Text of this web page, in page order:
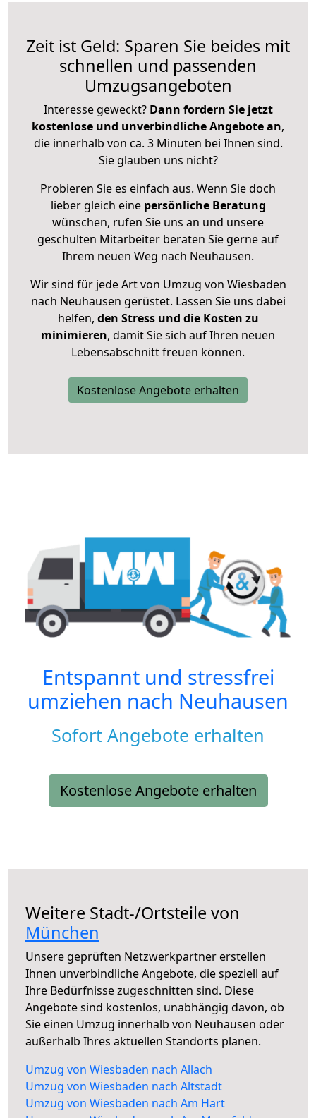
Zeit ist Geld: Sparen Sie beides mit
schnellen und passenden
Umzugsangeboten
Interesse geweckt? Dann fordern Sie jetzt
kostenlose und unverbindliche Angebote an,
die innerhalb von ca. 3 Minuten bei Ihnen sind.
Sie glauben uns nicht?
Probieren Sie es einfach aus. Wenn Sie doch
lieber gleich eine persönliche Beratung
wünschen, rufen Sie uns an und unsere
geschulten Mitarbeiter beraten Sie gerne auf
Ihrem neuen Weg nach Neuhausen.
Wir sind für jede Art von Umzug von Wiesbaden
nach Neuhausen gerüstet. Lassen Sie uns dabei
helfen, den Stress und die Kosten zu
minimieren, damit Sie sich auf Ihren neuen
Lebensabschnitt freuen können.
Kostenlose Angebote erhalten
Entspannt und stressfrei
umziehen nach Neuhausen
Sofort Angebote erhalten
Kostenlose Angebote erhalten
Weitere Stadt-/Ortsteile von
München
Unsere geprüften Netzwerkpartner erstellen
Ihnen unverbindliche Angebote, die speziell auf
Ihre Bedürfnisse zugeschnitten sind. Diese
Angebote sind kostenlos, unabhängig davon, ob
Sie einen Umzug innerhalb von Neuhausen oder
außerhalb Ihres aktuellen Standorts planen.
Umzug von Wiesbaden nach Allach
Umzug von Wiesbaden nach Altstadt
Umzug von Wiesbaden nach Am Hart